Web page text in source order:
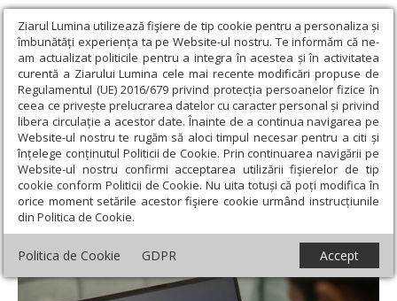
Ziarul Lumina utilizează fişiere de tip cookie pentru a personaliza și
îmbunătăți experiența ta pe Website-ul nostru. Te informăm că ne-
am actualizat politicile pentru a integra în acestea și în activitatea
curentă a Ziarului Lumina cele mai recente modificări propuse de
Regulamentul (UE) 2016/679 privind protecția persoanelor fizice în
ceea ce privește prelucrarea datelor cu caracter personal și privind
libera circulație a acestor date. Înainte de a continua navigarea pe
Website-ul nostru te rugăm să aloci timpul necesar pentru a citi și
înțelege conținutul Politicii de Cookie. Prin continuarea navigării pe
Website-ul nostru confirmi acceptarea utilizării fişierelor de tip
cookie conform Politicii de Cookie. Nu uita totuși că poți modifica în
orice moment setările acestor fişiere cookie urmând instrucțiunile
din Politica de Cookie.
Politica de Cookie GDPR Accept
Ziarul Lumina › Societate › Actualitate socială › AI furnizează
informaţii medicale inexacte
AI furnizează informaţii medicale inexacte